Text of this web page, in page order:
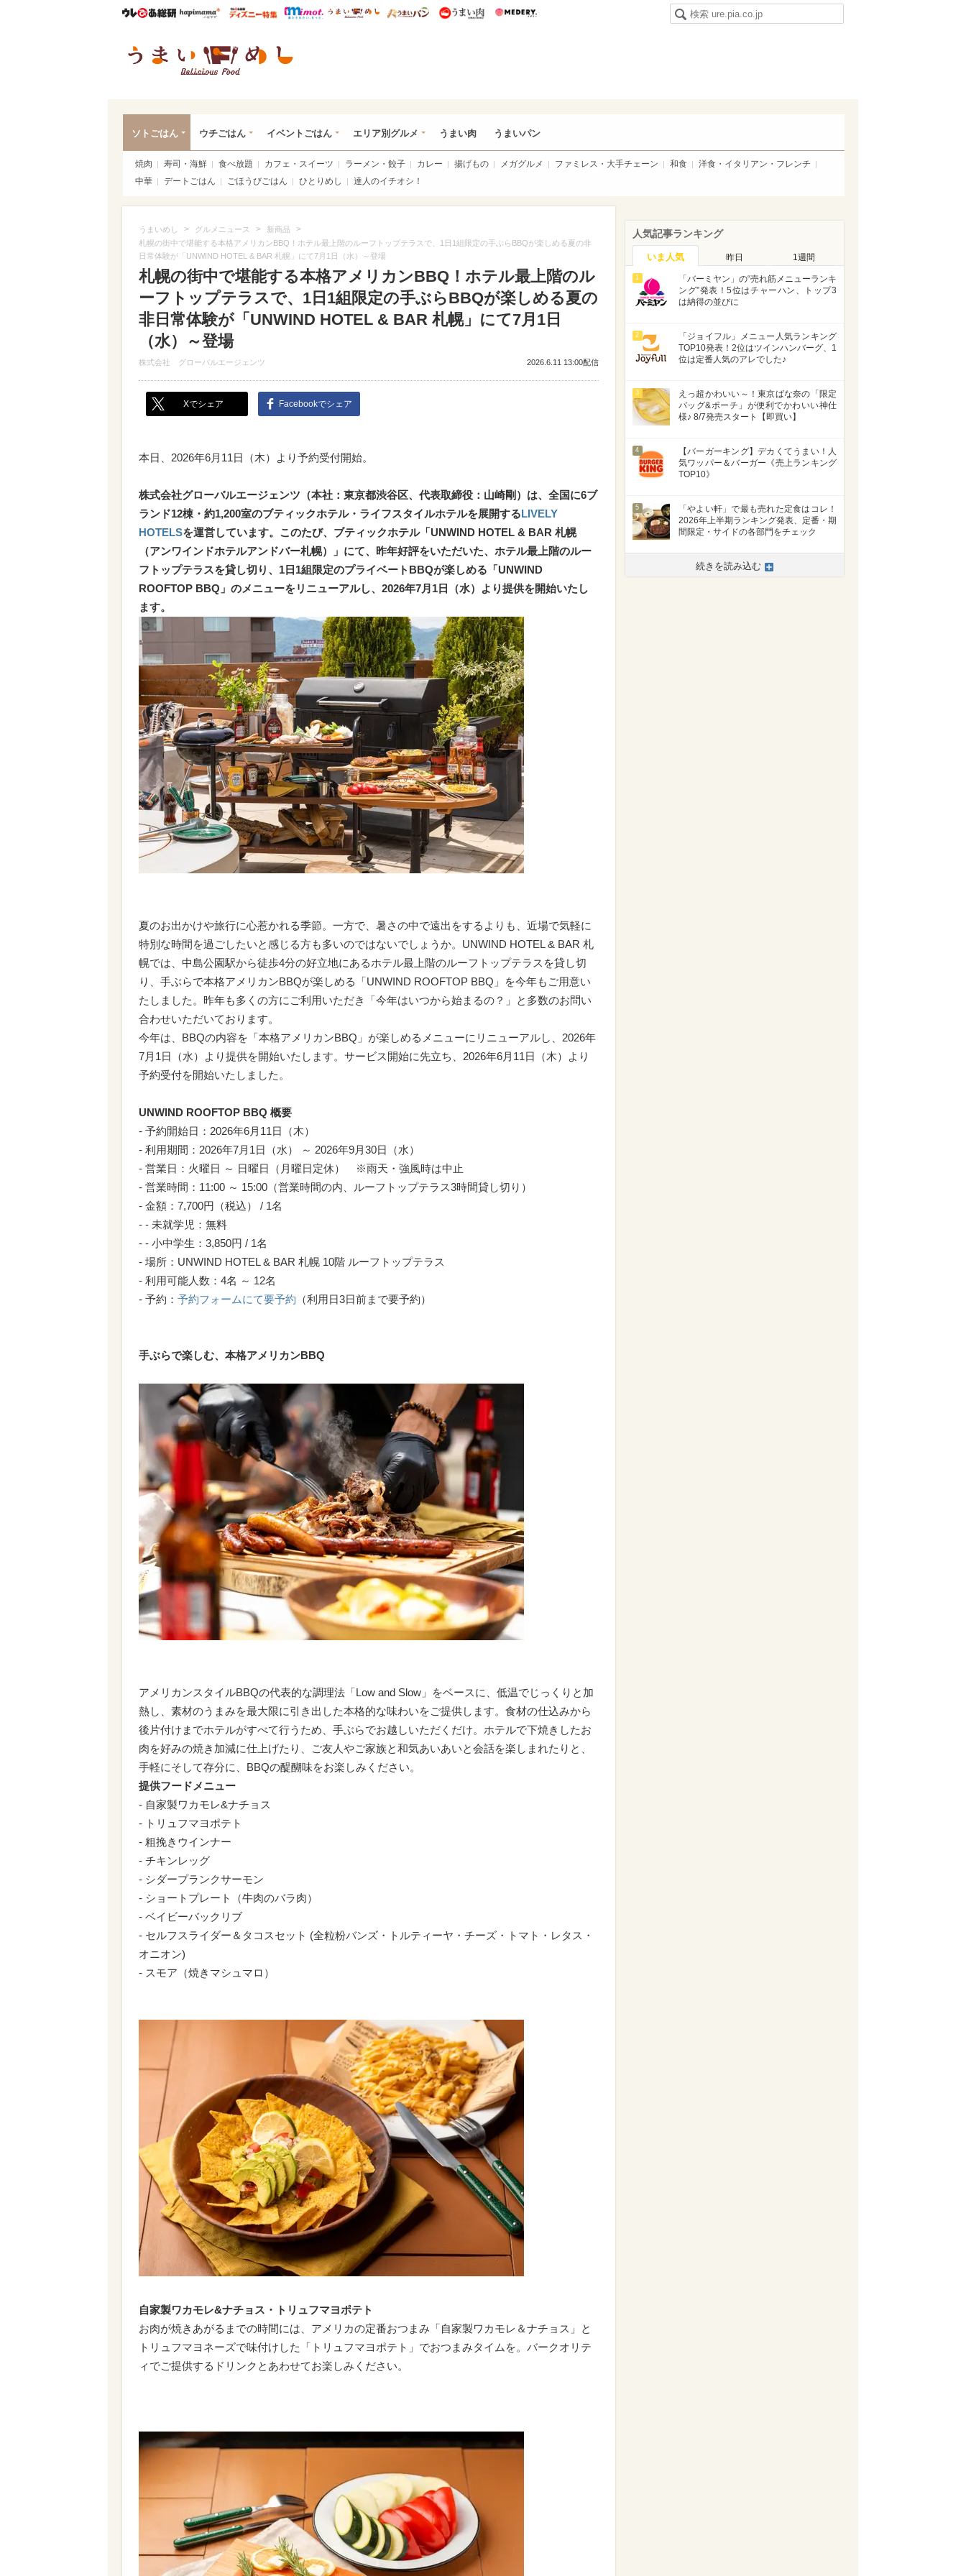
ウレぴあ総研ハピママ* ウレぴあ総研 ディズニー特集
mimot. うまいめし うまいパン うまい肉
ソトごはん ウチごはん イベントごはん エリア別グルメ うまい肉 うまいパン
焼肉 寿司・海鮮 食べ放題 カフェ・スイーツ ラーメン・餃子 カレー 揚げもの メガグルメ ファミレス・大手チェーン 和食
洋食・イタリアン・フレンチ
中華
デートごはん ごほうびごはん ひとりめし 達人のイチオシ！
うまいめし > グルメニュース > 新商品 >
札幌の街中で堪能する本格アメリカンBBQ！ホテル最上階のルーフトップテラスで、1日1組限定の手ぶらBBQが楽しめる夏の非
日常体験が「UNWIND HOTEL & BAR 札幌」にて7月1日（水）～登場
札幌の街中で堪能する本格アメリカンBBQ！ホテル最上階のル
ーフトップテラスで、1日1組限定の手ぶらBBQが楽しめる夏の
非日常体験が「UNWIND HOTEL & BAR 札幌」にて7月1日
（水）～登場
株式会社 グローバルエージェンツ 2026.6.11 13:00配信
Xでシェア Facebookでシェア
本日、2026年6月11日（木）より予約受付開始。
株式会社グローバルエージェンツ（本社：東京都渋谷区、代表取締役：山崎剛）は、全国に6ブ
ランド12棟・約1,200室のブティックホテル・ライフスタイルホテルを展開するLIVELY
HOTELSを運営しています。このたび、ブティックホテル「UNWIND HOTEL & BAR 札幌
（アンワインドホテルアンドバー札幌）」にて、昨年好評をいただいた、ホテル最上階のルー
フトップテラスを貸し切り、1日1組限定のプライベートBBQが楽しめる「UNWIND
ROOFTOP BBQ」のメニューをリニューアルし、2026年7月1日（水）より提供を開始いたし
ます。
夏のお出かけや旅行に心惹かれる季節。一方で、暑さの中で遠出をするよりも、近場で気軽に
特別な時間を過ごしたいと感じる方も多いのではないでしょうか。UNWIND HOTEL & BAR 札
幌では、中島公園駅から徒歩4分の好立地にあるホテル最上階のルーフトップテラスを貸し切
り、手ぶらで本格アメリカンBBQが楽しめる「UNWIND ROOFTOP BBQ」を今年もご用意い
たしました。昨年も多くの方にご利用いただき「今年はいつから始まるの？」と多数のお問い
合わせいただいております。
今年は、BBQの内容を「本格アメリカンBBQ」が楽しめるメニューにリニューアルし、2026年
7月1日（水）より提供を開始いたします。サービス開始に先立ち、2026年6月11日（木）より
予約受付を開始いたしました。
UNWIND ROOFTOP BBQ 概要
- 予約開始日：2026年6月11日（木）
- 利用期間：2026年7月1日（水） ～ 2026年9月30日（水）
- 営業日：火曜日 ～ 日曜日（月曜日定休） ※雨天・強風時は中止
- 営業時間：11:00 ～ 15:00（営業時間の内、ルーフトップテラス3時間貸し切り）
- 金額：7,700円（税込） / 1名
- - 未就学児：無料
- - 小中学生：3,850円 / 1名
- 場所：UNWIND HOTEL & BAR 札幌 10階 ルーフトップテラス
- 利用可能人数：4名 ～ 12名
- 予約： 予約フォームにて要予約 （利用日3日前まで要予約）
手ぶらで楽しむ、本格アメリカンBBQ
アメリカンスタイルBBQの代表的な調理法「Low and Slow」をベースに、低温でじっくりと加
熱し、素材のうまみを最大限に引き出した本格的な味わいをご提供します。食材の仕込みから
後片付けまでホテルがすべて行うため、手ぶらでお越しいただくだけ。ホテルで下焼きしたお
肉を好みの焼き加減に仕上げたり、ご友人やご家族と和気あいあいと会話を楽しまれたりと、
手軽にそして存分に、BBQの醍醐味をお楽しみください。
提供フードメニュー
- 自家製ワカモレ&ナチョス
- トリュフマヨポテト
- 粗挽きウインナー
- チキンレッグ
- シダープランクサーモン
- ショートプレート（牛肉のバラ肉）
- ベイビーバックリブ
- セルフスライダー＆タコスセット (全粒粉バンズ・トルティーヤ・チーズ・トマト・レタス・
オニオン)
- スモア（焼きマシュマロ）
自家製ワカモレ&ナチョス・トリュフマヨポテト
お肉が焼きあがるまでの時間には、アメリカの定番おつまみ「自家製ワカモレ＆ナチョス」と
トリュフマヨネーズで味付けした「トリュフマヨポテト」でおつまみタイムを。バークオリテ
ィでご提供するドリンクとあわせてお楽しみください。
人気記事ランキング
いま人気 昨日 1週間
1
「バーミヤン」の“売れ筋メニューランキ
ング”発表！5位はチャーハン、トップ3
は納得の並びに
2
「ジョイフル」メニュー人気ランキング
TOP10発表！2位はツインハンバーグ、1
位は定番人気のアレでした♪
3
えっ超かわいい～！東京ばな奈の「限定
バッグ&ポーチ」が便利でかわいい神仕
様♪ 8/7発売スタート【即買い】
4
【バーガーキング】デカくてうまい！人
気ワッパー＆バーガー《売上ランキング
TOP10》
5
「やよい軒」で最も売れた定食はコレ！
2026年上半期ランキング発表、定番・期
間限定・サイドの各部門をチェック
続きを読み込む